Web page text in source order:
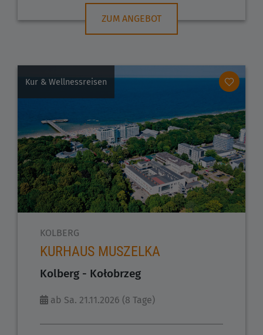
ZUM ANGEBOT
Kur & Wellnessreisen
KOLBERG
KURHAUS MUSZELKA
Kolberg - Kołobrzeg
ab Sa. 21.11.2026 (8 Tage)